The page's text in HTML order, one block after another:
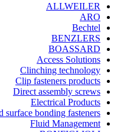
ALLWEILER
ARO
Bechtel
BENZLERS
BOASSARD
Access Solutions
Clinching technology
Clip fasteners products
Direct assembly screws
Electrical Products
surface bonding fasteners
Fluid Management